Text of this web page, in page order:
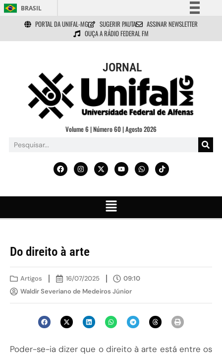
BRASIL
Simplifique!
Comunica BR
Acesso à informação
Legislação
Canais
PORTAL DA UNIFAL-MG SUGERIR PAUTA
ASSINAR NEWSLETTER
OUÇA A RÁDIO FEDERAL FM
JORNAL
Volume 6 | Número 60 | Agosto 2026
Do direito à arte
Artigos 16/07/2025
09:10
Waldir Severiano de Medeiros Júnior
Poder-se-ia dizer que o direito à arte está entre os